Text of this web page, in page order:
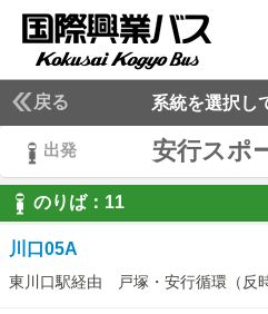
戻る 系統を選択し
出発 安行スポ
のりば： 11
11
川口05A
東川口駅経由 戸塚・安行循環（反